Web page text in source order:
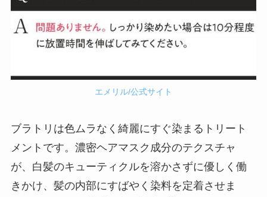
エメリル/公式サイト
ブラトリは色ムラなく綺麗にすぐ染まるトリート
メントです。濃密ヘアマスク成分のテクスチャ
が、白髪のキューティクルを溶かさずに優しく働
きかけ、髪の内部にすばやく染料を定着させま